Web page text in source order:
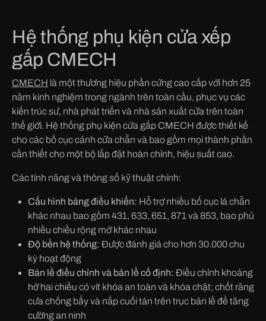
Hệ thống phụ kiện cửa xếp
gấp CMECH
CMECH là một thương hiệu phần cứng cao cấp với hơn 25
năm kinh nghiệm trong ngành trên toàn cầu, phục vụ các
kiến trúc sư, nhà phát triển và nhà sản xuất cửa trên toàn
thế giới. Hệ thống phụ kiện cửa gấp CMECH được thiết kế
cho các bố cục cánh cửa chẵn và bao gồm mọi thành phần
cần thiết cho một bộ lắp đặt hoàn chỉnh, hiệu suất cao.
Các tính năng và thông số kỹ thuật chính:
Cấu hình bảng điều khiển: Hỗ trợ nhiều bố cục lá chẵn
khác nhau bao gồm 431, 633, 651, 871 và 853, bao phủ
nhiều chiều rộng mở khác nhau
Độ bền hệ thống: Được đánh giá cho hơn 30.000 chu
kỳ hoạt động
Bản lề điều chỉnh và bản lề cố định: Điều chỉnh khoảng
hở hai chiều có vít khóa an toàn và khóa chặt; chốt răng
cưa chống bẩy và nắp cuối tán trên trục bản lề để tăng
cường an ninh